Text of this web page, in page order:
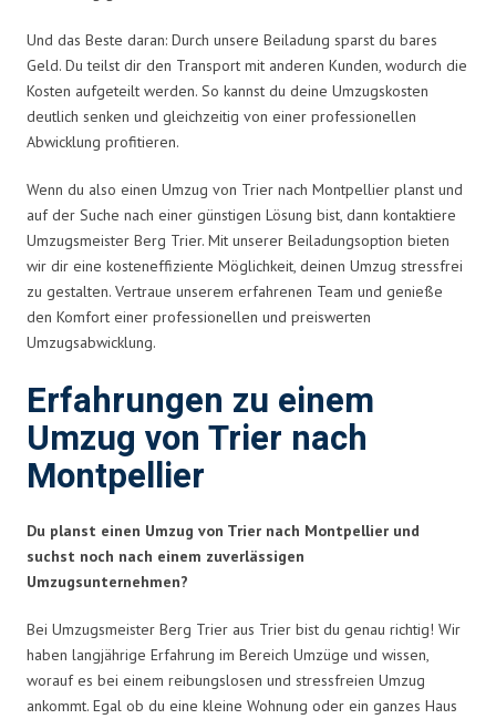
Und das Beste daran: Durch unsere Beiladung sparst du bares
Geld. Du teilst dir den Transport mit anderen Kunden, wodurch die
Kosten aufgeteilt werden. So kannst du deine Umzugskosten
deutlich senken und gleichzeitig von einer professionellen
Abwicklung profitieren.
Wenn du also einen Umzug von Trier nach Montpellier planst und
auf der Suche nach einer günstigen Lösung bist, dann kontaktiere
Umzugsmeister Berg Trier. Mit unserer Beiladungsoption bieten
wir dir eine kosteneffiziente Möglichkeit, deinen Umzug stressfrei
zu gestalten. Vertraue unserem erfahrenen Team und genieße
den Komfort einer professionellen und preiswerten
Umzugsabwicklung.
Erfahrungen zu einem
Umzug von Trier nach
Montpellier
Du planst einen Umzug von Trier nach Montpellier und
suchst noch nach einem zuverlässigen
Umzugsunternehmen?
Bei Umzugsmeister Berg Trier aus Trier bist du genau richtig! Wir
haben langjährige Erfahrung im Bereich Umzüge und wissen,
worauf es bei einem reibungslosen und stressfreien Umzug
ankommt. Egal ob du eine kleine Wohnung oder ein ganzes Haus